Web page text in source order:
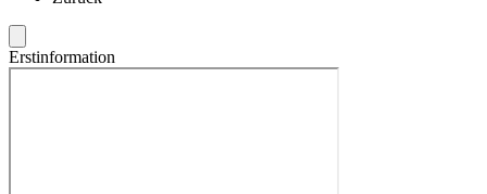
Erstinformation